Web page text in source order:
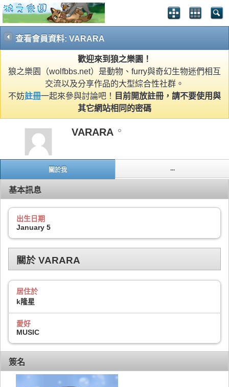
查看會員資料: VARARA
歡迎來到狼之樂園！
狼之樂園（wolfbbs.net）是動物、furry與奇幻生物迷們相互
交流以及分享作品的大型綜合性社群。
不妨註冊一起來參與討論吧！
目前開放註冊，請不要使用與
其它網站相同的密碼
VARARA
關於我 ...
基本訊息
出生日期
January 5
關於 VARARA
居住於
k隆星
愛好
MUSIC
簽名